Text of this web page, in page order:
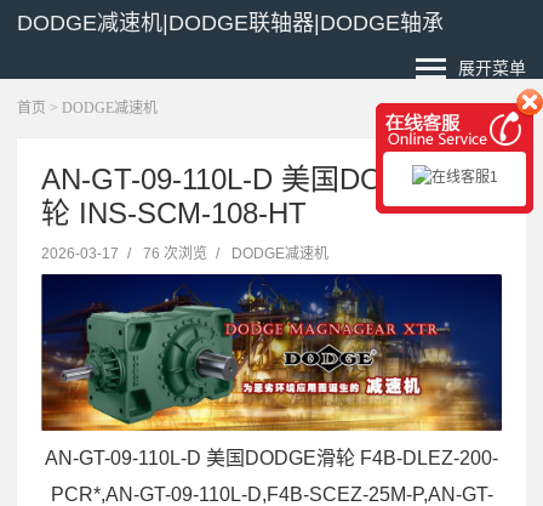
DODGE减速机|DODGE联轴器|DODGE轴承
展开菜单
首页 > DODGE减速机
AN-GT-09-110L-D 美国DODGE滑
轮 INS-SCM-108-HT
2026-03-17 / 76 次浏览 / DODGE减速机
AN-GT-09-110L-D 美国DODGE滑轮 F4B-DLEZ-200-
PCR*,AN-GT-09-110L-D,F4B-SCEZ-25M-P,AN-GT-